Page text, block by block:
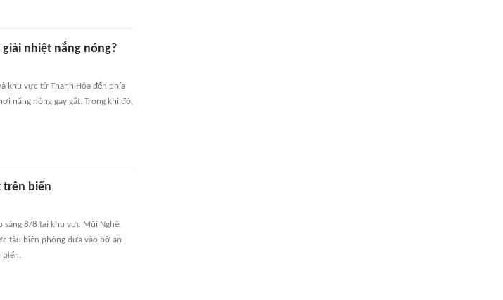
nhiệt nắng nóng?
khu vực từ Thanh Hóa đến phía
nắng nóng gay gắt. Trong khi đó,
trên biển
sáng 8/8 tại khu vực Mũi Nghê,
tàu biên phòng đưa vào bờ an
biển.